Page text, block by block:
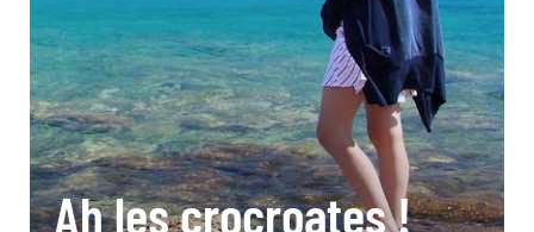
Ah les crocroates !